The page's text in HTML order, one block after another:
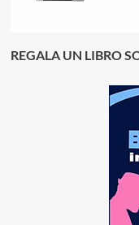
REGALA UN LIBRO